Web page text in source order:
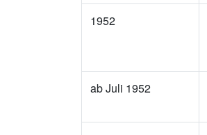
1952
ab Juli 1952